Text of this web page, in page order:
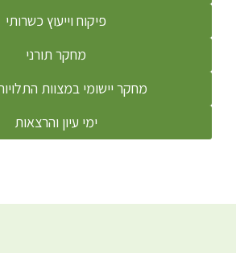
פיקוח וייעוץ כשרותי
מחקר תורני
מחקר יישומי במצוות
ימי עיון והרצאות